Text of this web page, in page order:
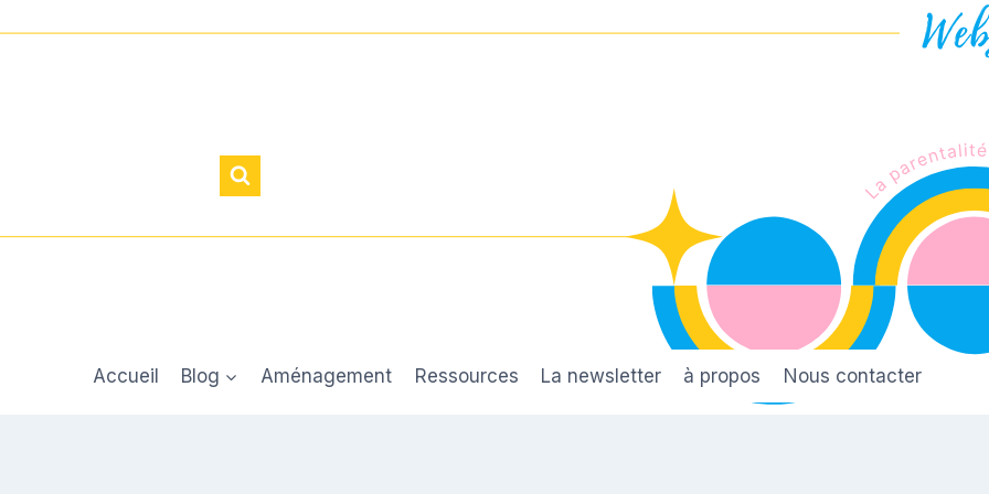
Accueil Blog Aménagement Ressources La newsletter à propos Nous contacter